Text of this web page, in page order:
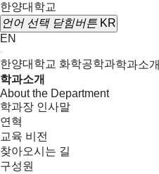
한양대학교
언어 선택 닫힘버튼 KR
EN
한양대학교 화학공학과학과소개
학과소개
About the Department
학과장 인사말
연혁
교육 비전
찾아오시는 길
구성원